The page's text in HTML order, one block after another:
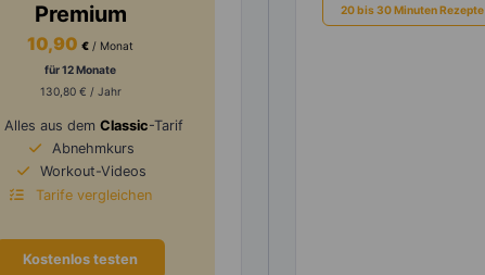
Premium
10,90€ / Monat
für 12 Monate
130,80 € / Jahr
Alles aus dem Classic-Tarif
Abnehmkurs
Workout-Videos
Tarife vergleichen
Kostenlos testen
20 bis 30 Minuten Rezepte